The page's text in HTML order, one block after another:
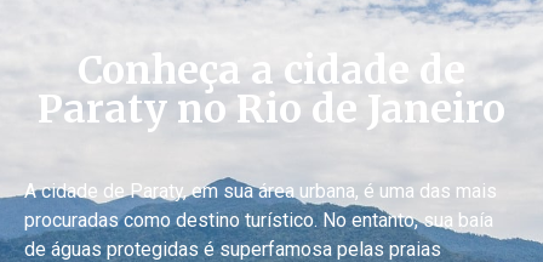
Conheça a cidade de
Paraty no Rio de Janeiro
A cidade de Paraty, em sua área urbana, é uma das mais
procuradas como destino turístico. No entanto, sua baía
de águas protegidas é superfamosa pelas praias